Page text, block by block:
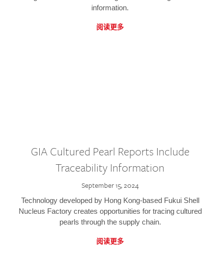
information.
阅读更多
GIA Cultured Pearl Reports Include
Traceability Information
September 15, 2024
Technology developed by Hong Kong-based Fukui Shell
Nucleus Factory creates opportunities for tracing cultured
pearls through the supply chain.
阅读更多